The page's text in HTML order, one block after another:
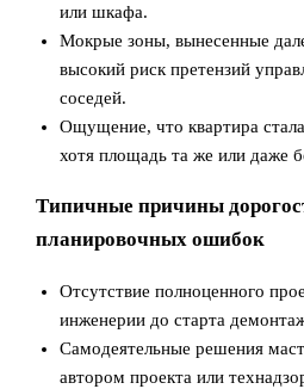
или шкафа.
Мокрые зоны, вынесенные
высокий риск претензий
соседей.
Ощущение, что квартира
хотя площадь та же или даже
Типичные причины
планировочных ошибок
Отсутствие полноценного
инженерии до старта
Самодеятельные решения
автором проекта или